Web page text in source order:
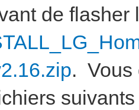
de flasher
. Vous